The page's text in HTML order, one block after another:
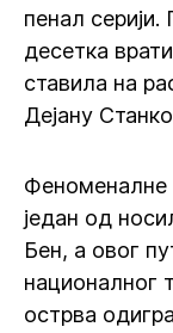
пенал
десетка
ставила на
Дејану
Феноменалне
један од
Бен, а овог
националног
острва